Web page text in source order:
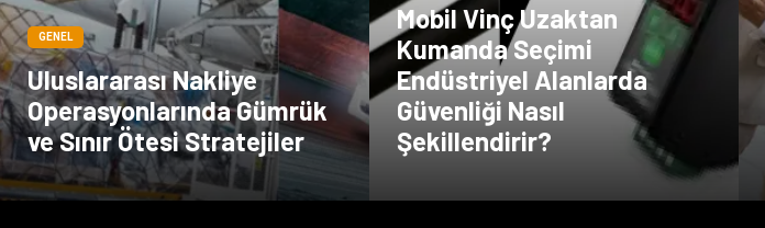
GENEL
Uluslararası Nakliye
Operasyonlarında Gümrük
ve Sınır Ötesi Stratejiler
Mobil Vinç Uzaktan
Kumanda Seçimi
Endüstriyel Alanlarda
Güvenliği Nasıl
Şekillendirir?